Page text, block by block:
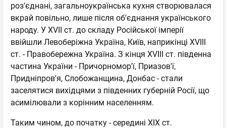
роз'єднані, загальноукраїнська кухня створювалася
вкрай повільно, лише після об'єднання українського
народу. У XVII ст. до складу Російської імперії
ввійшли Левоберіжна Україна, Київ, наприкінці XVIII
ст. - Правобережна Україна. З кінця XVIII ст. південна
частина України - Причорномор'ї, Приазов'ї,
Придніпров'я, Слобожанщина, Донбас - стали
заселятися вихідцями з південних губерній Росії, що
асимілювали з корінним населенням.
Таким чином, до початку - середині XIX ст.